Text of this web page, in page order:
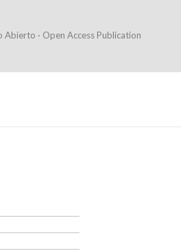
Abierto · Open Access Publication